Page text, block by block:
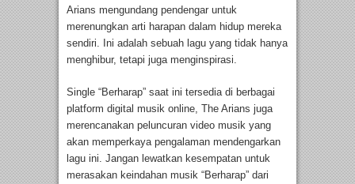
Arians mengundang pendengar untuk
merenungkan arti harapan dalam hidup mereka
sendiri. Ini adalah sebuah lagu yang tidak hanya
menghibur, tetapi juga menginspirasi.
Single “Berharap” saat ini tersedia di berbagai
platform digital musik online, The Arians juga
merencanakan peluncuran video musik yang
akan memperkaya pengalaman mendengarkan
lagu ini. Jangan lewatkan kesempatan untuk
merasakan keindahan musik “Berharap” dari